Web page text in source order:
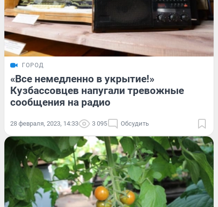
ГОРОД
«Все немедленно в укрытие!»
Кузбассовцев напугали тревожные
сообщения на радио
28 февраля, 2023, 14:33 3 095 Обсудить